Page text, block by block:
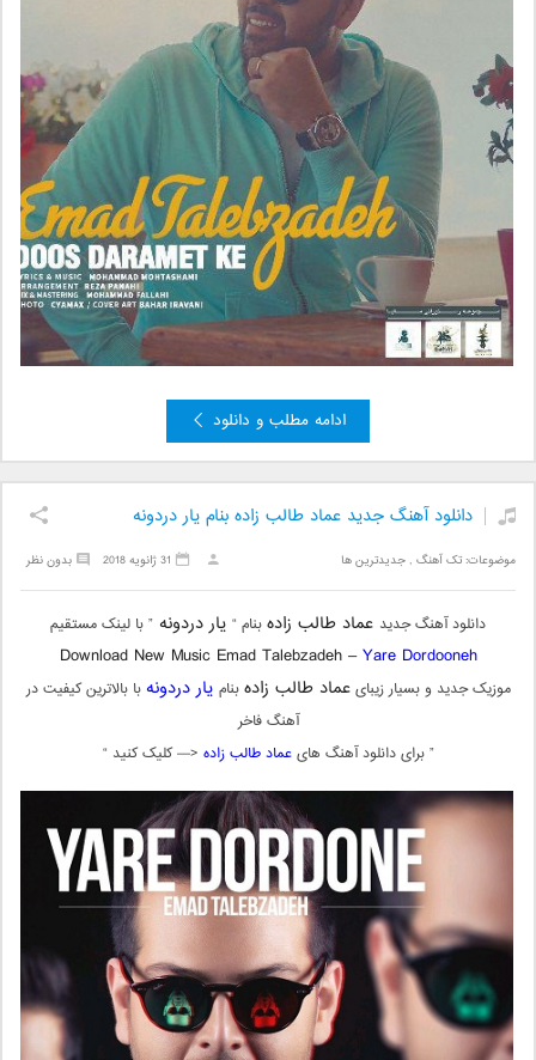
ادامه مطلب و دانلود
دانلود آهنگ جدید عماد طالب زاده بنام یار دردونه
موضوعات:تک آهنگ ,جدیدترین ها بدون نظر 31 ژانویه 2018
دانلود آهنگ جدید عماد طالب زادهبنام “ یار دردونه ” با لینک مستقیم
Download New Music Emad Talebzadeh –Yare Dordooneh
موزیک جدید و بسیار زیبایعماد طالب زادهبنام یار دردونهبا بالاترین کیفیت در
آهنگ فاخر
” برای دانلود آهنگ هایعماد طالب زاده <— کلیک کنید “